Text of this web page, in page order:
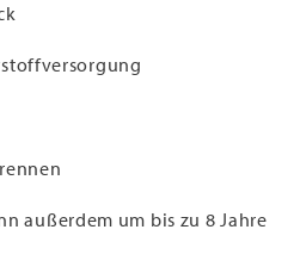
außerdem um bis zu 8 Jahre